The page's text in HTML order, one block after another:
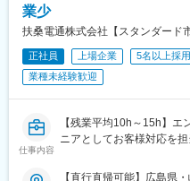
当社は月々5000 円で新車
〈全国展開〉〈社員 1000
■教育体制：
ご入社後先輩社員のサポ
す。ご経験に合わせてお
ており、長い目で成長し
■当社の製品について：
販売を手掛けており、業
業少
扶桑電通株式会社【スタンダード
正社員 上場企業 5名以上採用
業種未経験歓迎
仕事内容
【残業平均10h～15h】エ
ニアとしてお客様対応を担
【直行直帰可能】広島県